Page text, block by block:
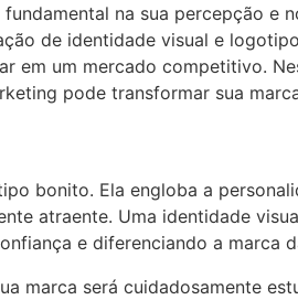
na sua percepção e
de identidade visual e
em um mercado competitivo.
pode transformar sua
bonito. Ela engloba a
atraente. Uma identidade
e diferenciando a marca
marca será cuidadosamente